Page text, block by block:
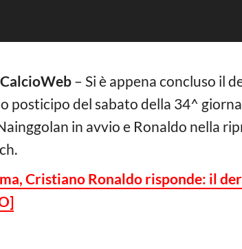
– Si è appena concluso il
posticipo del sabato della 34^
in avvio e Ronaldo nella
Cristiano Ronaldo risponde: il